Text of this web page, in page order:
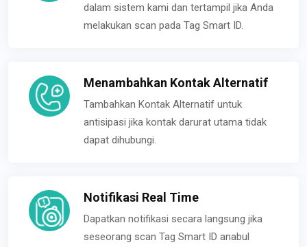
dalam sistem kami dan tertampil jika Anda
melakukan scan pada Tag Smart ID.
Menambahkan Kontak Alternatif
Tambahkan Kontak Alternatif untuk
antisipasi jika kontak darurat utama tidak
dapat dihubungi.
Notifikasi Real Time
Dapatkan notifikasi secara langsung jika
seseorang scan Tag Smart ID anabul